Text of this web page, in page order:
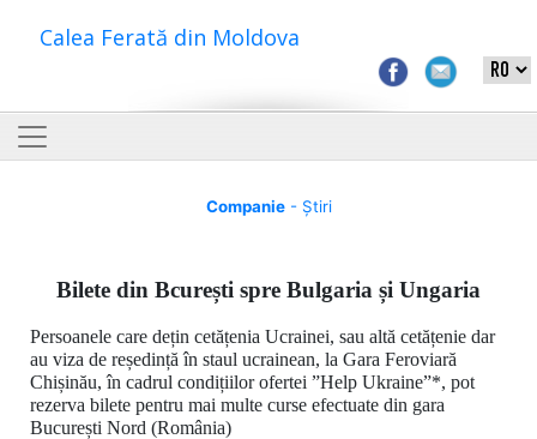
Calea Ferată din Moldova
Companie- Știri
Bilete din Bcurești spre Bulgaria și Ungaria
Persoanele care dețin cetățenia Ucrainei, sau altă cetățenie dar
au viza de reședință în staul ucrainean, la Gara Feroviară
Chișinău, în cadrul condițiilor ofertei ”Help Ukraine”*, pot
rezerva bilete pentru mai multe curse efectuate din gara
București Nord (România)